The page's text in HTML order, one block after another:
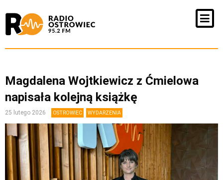
Magdalena Wojtkiewicz z Ćmielowa
napisała kolejną książkę
25 lutego 2026 OSTROWIEC WYDARZENIA